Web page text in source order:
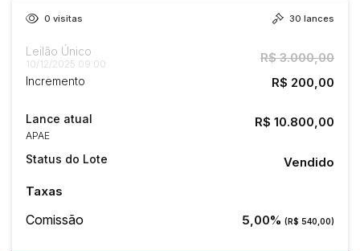
0 visitas 30 lances
Leilão Único
10/12/2025 09:00 R$ 3.000,00
Incremento R$ 200,00
Lance atual
APAE
R$ 10.800,00
Status do Lote
Vendido
Taxas
Comissão 5,00% (R$ 540,00)